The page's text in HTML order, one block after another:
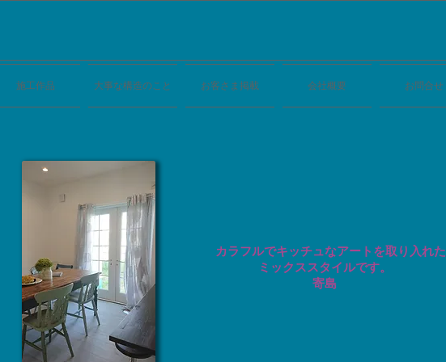
施工作品 大事な構造のこと お客さま掲載 会社概要 お問合せ
​カラフルでキッチュなアートを取り入れた
ミックススタイルです。​
寄島​